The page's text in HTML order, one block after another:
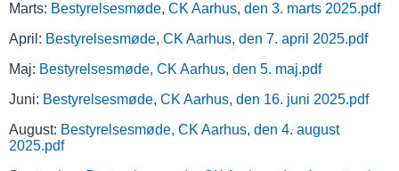
Marts: Bestyrelsesmøde, CK Aarhus, den 3. marts 2025.pdf
April: Bestyrelsesmøde, CK Aarhus, den 7. april 2025.pdf
Maj: Bestyrelsesmøde, CK Aarhus, den 5. maj.pdf
Juni: Bestyrelsesmøde, CK Aarhus, den 16. juni 2025.pdf
August: Bestyrelsesmøde, CK Aarhus, den 4. august
2025.pdf